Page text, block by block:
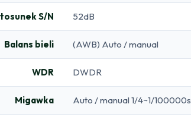
S/N 52dB
Balans bieli (AWB) Auto / manual
WDR DWDR
Migawka Auto / manual 1/4~1/100000s